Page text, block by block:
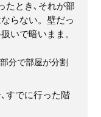
たとき､それが部
らない。壁だっ
いで暗いまま。
分で部屋が分割
すでに行った階